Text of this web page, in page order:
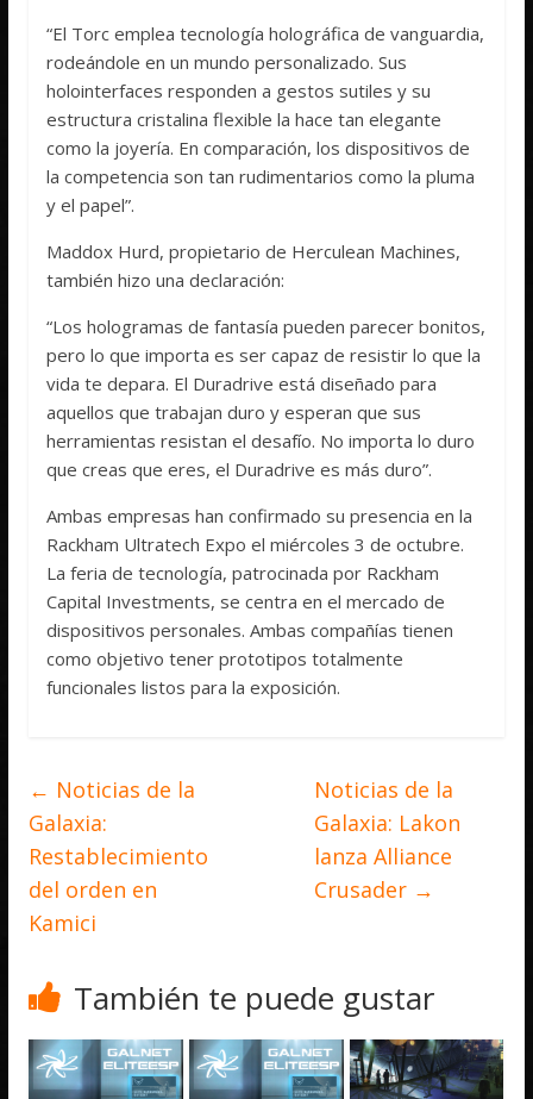
“El Torc emplea tecnología holográfica de vanguardia,
rodeándole en un mundo personalizado. Sus
holointerfaces responden a gestos sutiles y su
estructura cristalina flexible la hace tan elegante
como la joyería. En comparación, los dispositivos de
la competencia son tan rudimentarios como la pluma
y el papel”.
Maddox Hurd, propietario de Herculean Machines,
también hizo una declaración:
“Los hologramas de fantasía pueden parecer bonitos,
pero lo que importa es ser capaz de resistir lo que la
vida te depara. El Duradrive está diseñado para
aquellos que trabajan duro y esperan que sus
herramientas resistan el desafío. No importa lo duro
que creas que eres, el Duradrive es más duro”.
Ambas empresas han confirmado su presencia en la
Rackham Ultratech Expo el miércoles 3 de octubre.
La feria de tecnología, patrocinada por Rackham
Capital Investments, se centra en el mercado de
dispositivos personales. Ambas compañías tienen
como objetivo tener prototipos totalmente
funcionales listos para la exposición.
← Noticias de la
Galaxia:
Restablecimiento
del orden en
Kamici
Noticias de la
Galaxia: Lakon
lanza Alliance
Crusader →
También te puede gustar